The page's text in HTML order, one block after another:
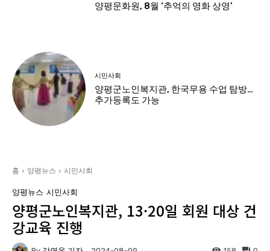
양평문화원, 8월 ‘추억의 영화 상영’
시민사회
양평군노인복지관, 한국무용 수업 탐방…
추가등록도 가능